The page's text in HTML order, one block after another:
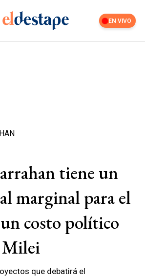
EN VIVO
tiene un
marginal para el
costo político
Milei
que debatirá el